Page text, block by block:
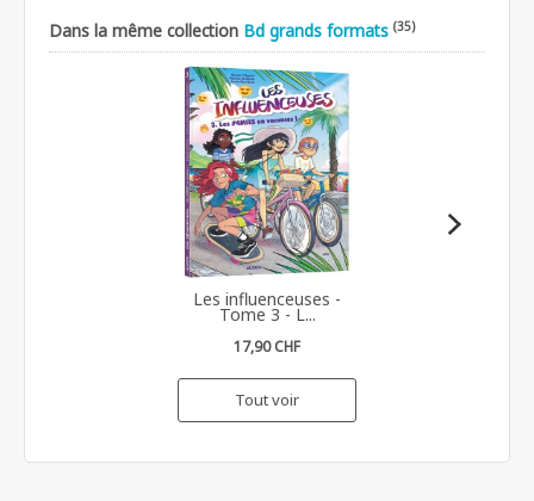
Dans la même collection Bd grands formats (35)
Les influenceuses -
Tome 3 - L...
17,90 CHF
Tout voir